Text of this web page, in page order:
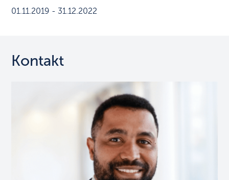
01.11.2019 - 31.12.2022
Kontakt